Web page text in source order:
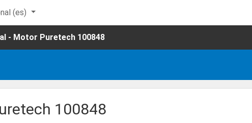
‎(es)‎
- Motor Puretech 100848
100848